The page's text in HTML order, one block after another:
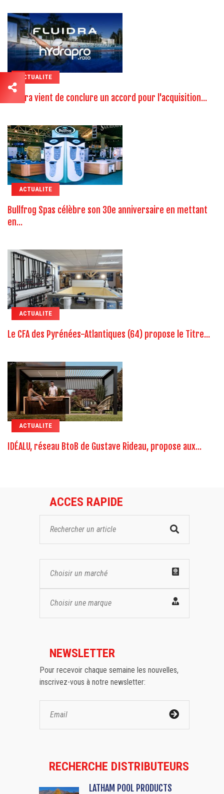
ACTUALITE
Fluidra vient de conclure un accord pour l'acquisition...
ACTUALITE
Bullfrog Spas célèbre son 30e anniversaire en mettant
en...
ACTUALITE
Le CFA des Pyrénées-Atlantiques (64) propose le Titre...
ACTUALITE
IDÉALU, réseau BtoB de Gustave Rideau, propose aux...
ACCES RAPIDE
Choisir un marché
Choisir une marque
NEWSLETTER
Pour recevoir chaque semaine les nouvelles,
inscrivez-vous à notre newsletter:
RECHERCHE DISTRIBUTEURS
LATHAM POOL PRODUCTS